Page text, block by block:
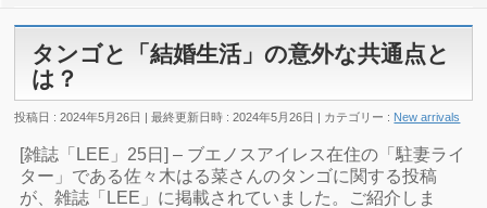
タンゴと「結婚生活」の意外な共通点と
は？
投稿日 : 2024年5月26日 最終更新日時 : 2024年5月26日 カテゴリー : New arrivals
[雑誌「LEE」25日] – ブエノスアイレス在住の「駐妻ライ
ター」である佐々木はる菜さんのタンゴに関する投稿
が、雑誌「LEE」に掲載されていました。ご紹介しま